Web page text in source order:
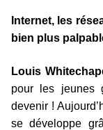
Internet, les
bien plus
Louis
pour les jeunes
devenir !
se développe